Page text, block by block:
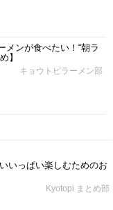
メンが食べたい！“朝ラ
】
キョウトピラーメン部
いっぱい楽しむためのお
Kyotopi まとめ部